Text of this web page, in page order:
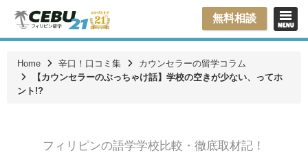
無料相談
Home 辛口！口コミ集
カウンセラーの留学コラム
【カウンセラーのぶっちゃけ話】学校の空きが少ない、ってホ
ント!?
フィリピンの語学学校比較・徹底取材記！